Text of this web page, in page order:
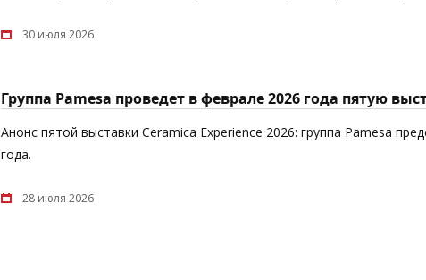
30 июля 2026
Группа Pamesa проведет в феврале 2026 года пятую
Анонс пятой выставки Ceramica Experience 2026: группа Pamesa
года.
28 июля 2026